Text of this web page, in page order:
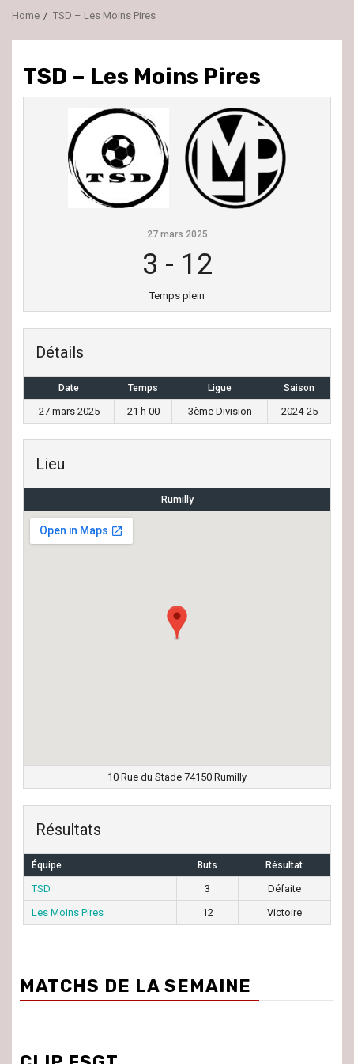
Home TSD – Les Moins Pires
TSD – Les Moins Pires
27 mars 2025
3 - 12
Temps plein
Détails
Date Temps Ligue Saison
27 mars 2025 21 h 00 3ème Division 2024-25
Lieu
Rumilly
10 Rue du Stade 74150 Rumilly
Résultats
Équipe Buts Résultat
TSD 3
Défaite
Les Moins Pires
12 Victoire
MATCHS DE LA SEMAINE